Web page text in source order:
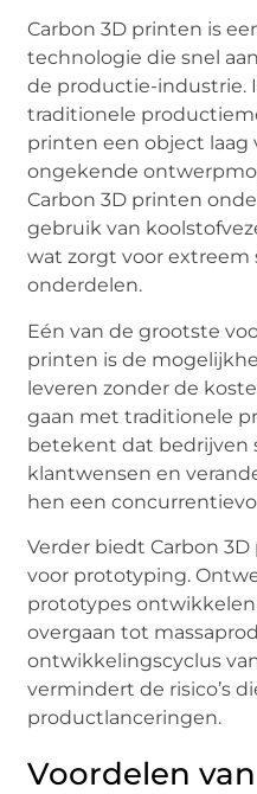
Carbon 3D printen is
technologie die snel
de productie-industrie.
traditionele
printen een object laag
ongekende
Carbon 3D printen
gebruik van
wat zorgt voor extreem
onderdelen.
Eén van de grootste
printen is de
leveren zonder de
gaan met traditionele
betekent dat bedrijven
klantwensen en
hen een
Verder biedt Carbon
voor prototyping.
prototypes
overgaan tot
ontwikkelingscyclus
vermindert de risico’s
productlanceringen.
Voordelen